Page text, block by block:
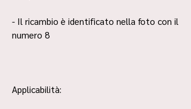
- Il ricambio è identificato nella foto con il
numero 8
Applicabilità: